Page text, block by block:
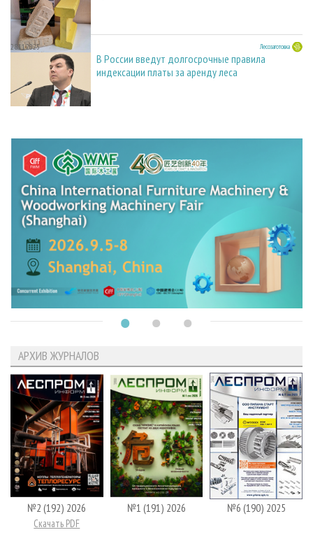
28.11.2025 Лесозаготовка
В России введут долгосрочные правила
индексации платы за аренду леса
АРХИВ ЖУРНАЛОВ
№2 (192) 2026
Скачать PDF
№1 (191) 2026 №6 (190) 2025